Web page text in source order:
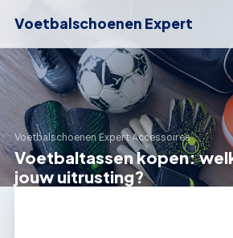
Voetbalschoenen Expert
Voetbalschoenen Expert›Accessoires
Voetbaltassen kopen:
jouw uitrusting?